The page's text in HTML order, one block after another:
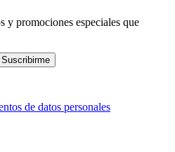
y promociones especiales que
Suscribirme
de datos personales